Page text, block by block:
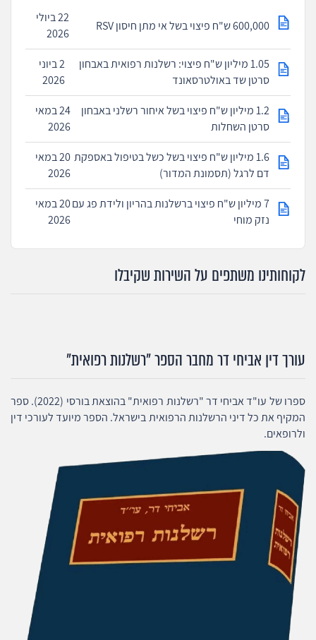
600,000 ש"ח פיצוי בשל אי מתן חיסון RSV
22 ביולי
2026
1.05 מיליון ש"ח פיצוי: רשלנות רפואית באבחון
סרטן שד באולטרסאונד
2 ביוני
2026
1.2 מיליון ש"ח פיצוי בשל איחור רשלני באבחון
סרטן השחלות
24 במאי
2026
1.6 מיליון ש"ח פיצוי בשל כשל בטיפול באספקת
דם לרגל (תסמונת המדור)
20 במאי
2026
7 מיליון ש"ח פיצוי ברשלנות בהריון ולידת פג עם
נזק מוחי
20 במאי
2026
לקוחותינו משתפים על השירות שקיבלו
עורך דין אביחי דר מחבר הספר "רשלנות רפואית"
ספרו של עו"ד אביחי דר "רשלנות רפואית" בהוצאת בורסי (2022). ספר
המקיף את כל דיני הרשלנות הרפואית בישראל. הספר מיועד לעורכי דין
ולרופאים.